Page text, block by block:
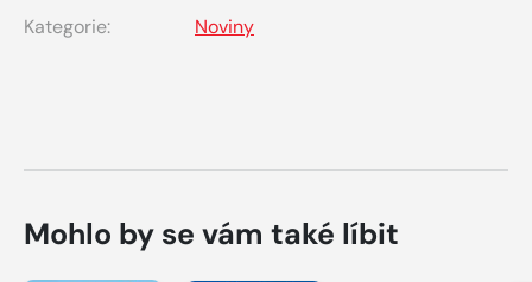
Kategorie:
Noviny
Mohlo by se vám také líbit